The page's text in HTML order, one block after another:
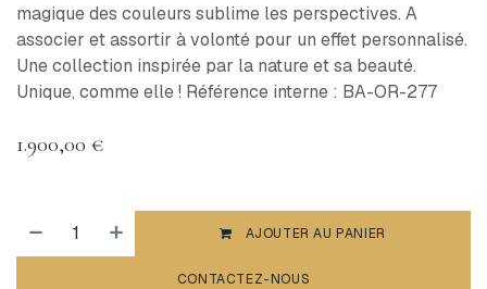
magique des couleurs sublime les perspectives. A
associer et assortir à volonté pour un effet personnalisé.
Une collection inspirée par la nature et sa beauté.
Unique, comme elle ! Référence interne : BA-OR-277
1.900,00 €
AJOUTER AU PANIER
CONTACTEZ-NOUS